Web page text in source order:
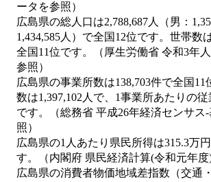
ータを参照）
広島県の総人口は2,788,687人（男：
1,434,585人）で全国12位です。世帯数
全国11位です。（厚生労働省 令和3年
参照）
広島県の事業所数は138,703件で全国11
数は1,397,102人で、1事業所あたりの従
です。（総務省 平成26年経済センサス
照）
広島県の1人あたり県民所得は315.3万
す。（内閣府 県民経済計算(令和元年度)
広島県の消費者物価地域差指数（交通